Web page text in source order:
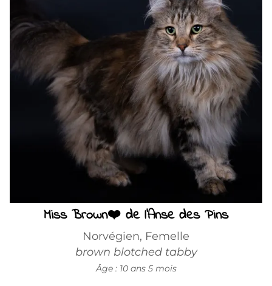
Miss Brown❤️ de l'Anse des Pins
Norvégien, Femelle
brown blotched tabby
Âge : 10 ans 5 mois